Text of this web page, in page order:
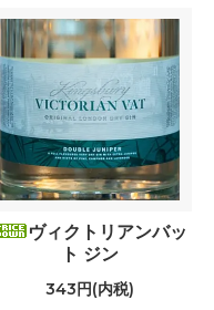
ヴィクトリアンバッ
ト ジン
343円(内税)